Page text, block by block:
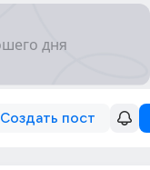
Создать пост